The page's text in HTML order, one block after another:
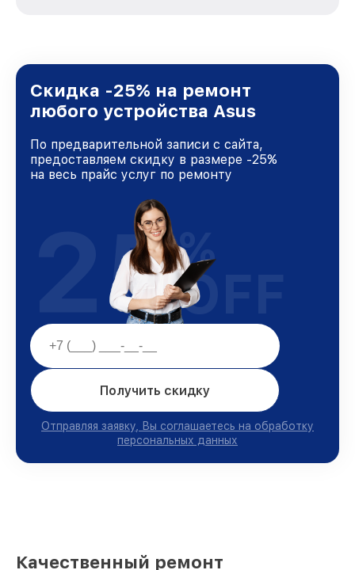
и лояльности наших клиентов.
Скидка -25% на ремонт
любого устройства Asus
По предварительной записи с сайта,
предоставляем скидку в размере -25%
на весь прайс услуг по ремонту
Получить скидку
Отправляя заявку, Вы соглашаетесь на обработку
персональных данных
25%
OFF
Качественный ремонт